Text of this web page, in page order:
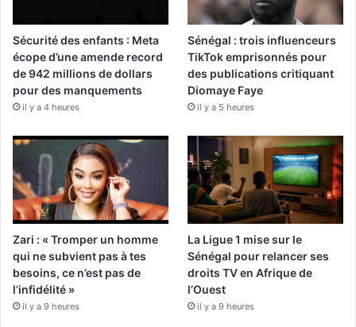
Sécurité des enfants : Meta
écope d’une amende record
de 942 millions de dollars
pour des manquements
il y a 4 heures
Sénégal : trois influenceurs
TikTok emprisonnés pour
des publications critiquant
Diomaye Faye
il y a 5 heures
Zari : « Tromper un homme
qui ne subvient pas à tes
besoins, ce n’est pas de
l’infidélité »
il y a 9 heures
La Ligue 1 mise sur le
Sénégal pour relancer ses
droits TV en Afrique de
l’Ouest
il y a 9 heures